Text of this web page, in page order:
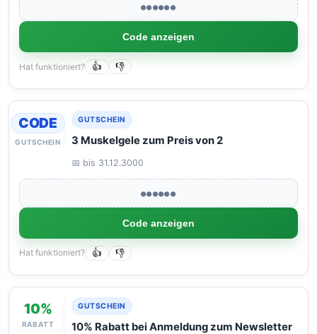
●●●●●●
Code anzeigen
Hat funktioniert? 👍 👎
CODE
GUTSCHEIN
GUTSCHEIN
3 Muskelgele zum Preis von 2
📅 bis 31.12.3000
●●●●●●
Code anzeigen
Hat funktioniert? 👍 👎
10%
RABATT
GUTSCHEIN
10% Rabatt bei Anmeldung zum Newsletter